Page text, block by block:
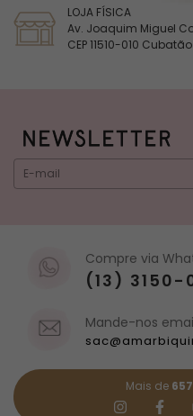
LOJA FÍSICA
Av. Joaquim Miguel
CEP 11510-010
Compre via
(13) 3150-
Mande-nos
Mais de 657